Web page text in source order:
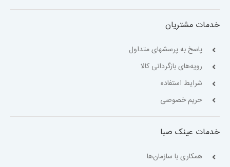
خدمات مشتریان
پاسخ به پرسشهای متداول
رویه‌های بازگردانی کالا
شرایط استفاده
حریم خصوصی
خدمات عینک صبا
همکاری با سازمان‌ها